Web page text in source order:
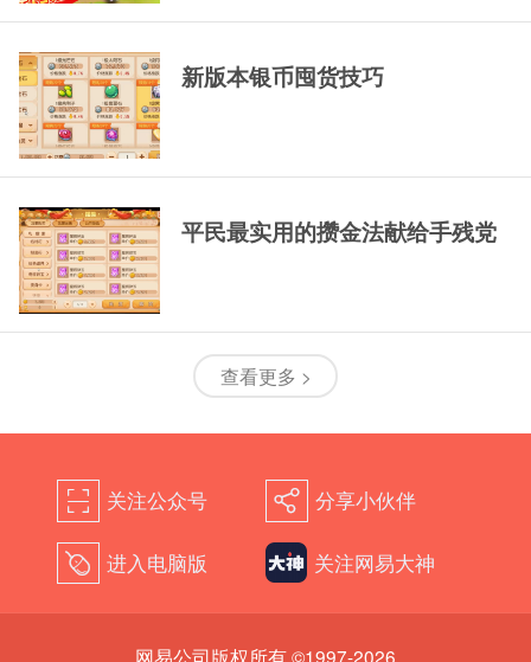
新版本银币囤货技巧
平民最实用的攒金法献给手残党
查看更多 >
򰀁 关注公众号 򰀂 分享小伙伴
򰀄 进入电脑版 关注网易大神
网易公司版权所有 ©1997-2026